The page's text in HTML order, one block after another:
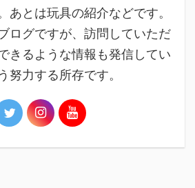
あとは玩具の紹介などです。
ログですが、訪問していただ
きるような情報も発信してい
努力する所存です。